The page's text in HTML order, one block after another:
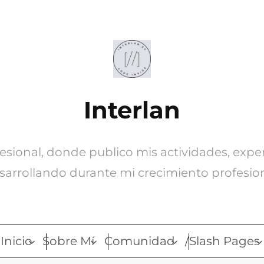
Interlan
donde publico mis actividades,
durante mi crecimiento
Inicio Sobre Mí Comunidad /Slash Pages